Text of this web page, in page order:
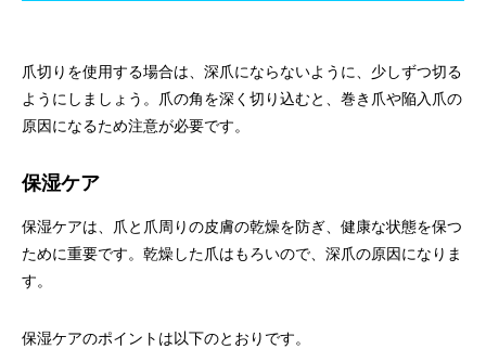
爪切りを使用する場合は、深爪にならないように、少しずつ切る
ようにしましょう。爪の角を深く切り込むと、巻き爪や陥入爪の
原因になるため注意が必要です。
保湿ケア
保湿ケアは、爪と爪周りの皮膚の乾燥を防ぎ、健康な状態を保つ
ために重要です。乾燥した爪はもろいので、深爪の原因になりま
す。
保湿ケアのポイントは以下のとおりです。